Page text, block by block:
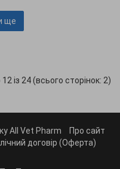
ще
із 24 (всього сторінок: 2)
All Vet Pharm
Про сайт
договір (Оферта)